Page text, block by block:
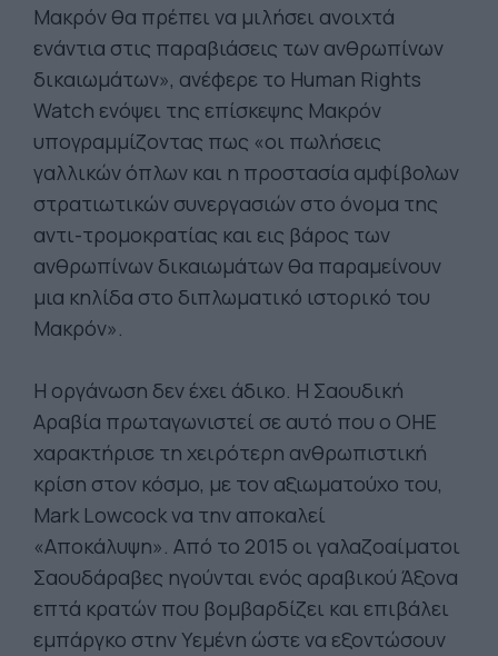
Μακρόν θα πρέπει να μιλήσει ανοιχτά
ενάντια στις παραβιάσεις των ανθρωπίνων
δικαιωμάτων», ανέφερε το Human Rights
Watch ενόψει της επίσκεψης Μακρόν
υπογραμμίζοντας πως «οι πωλήσεις
γαλλικών όπλων και η προστασία αμφίβολων
στρατιωτικών συνεργασιών στο όνομα της
αντι-τρομοκρατίας και εις βάρος των
ανθρωπίνων δικαιωμάτων θα παραμείνουν
μια κηλίδα στο διπλωματικό ιστορικό του
Μακρόν».
Η οργάνωση δεν έχει άδικο. Η Σαουδική
Αραβία πρωταγωνιστεί σε αυτό που ο ΟΗΕ
χαρακτήρισε τη χειρότερη ανθρωπιστική
κρίση στον κόσμο, με τον αξιωματούχο του,
Mark Lowcock να την αποκαλεί
«Αποκάλυψη». Από το 2015 οι γαλαζοαίματοι
Σαουδάραβες ηγούνται ενός αραβικού Άξονα
επτά κρατών που βομβαρδίζει και επιβάλει
εμπάργκο στην Υεμένη ώστε να εξοντώσουν